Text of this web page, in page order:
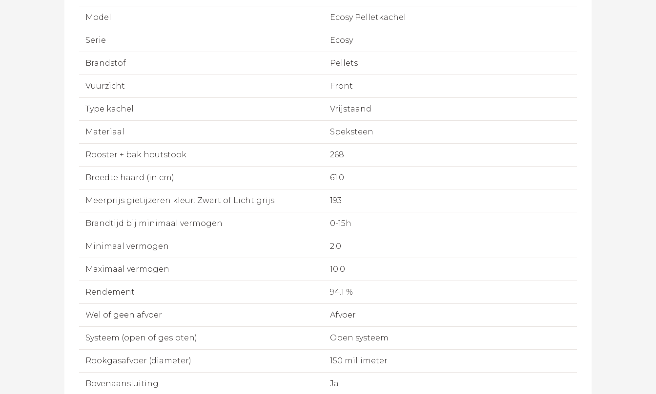
Model Ecosy Pelletkachel
Serie Ecosy
Brandstof Pellets
Vuurzicht Front
Type kachel Vrijstaand
Materiaal Speksteen
Rooster + bak houtstook 268
Breedte haard (in cm) 61.0
Meerprijs gietijzeren kleur: Zwart of Licht grijs 193
Brandtijd bij minimaal vermogen 0-15h
Minimaal vermogen 2.0
Maximaal vermogen 10.0
Rendement 94.1 %
Wel of geen afvoer Afvoer
Systeem (open of gesloten) Open systeem
Rookgasafvoer (diameter) 150 millimeter
Bovenaansluiting Ja